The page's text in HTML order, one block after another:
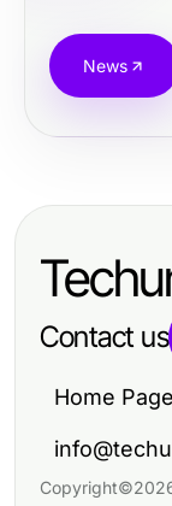
News
Contact us
Home Page
Copyright©